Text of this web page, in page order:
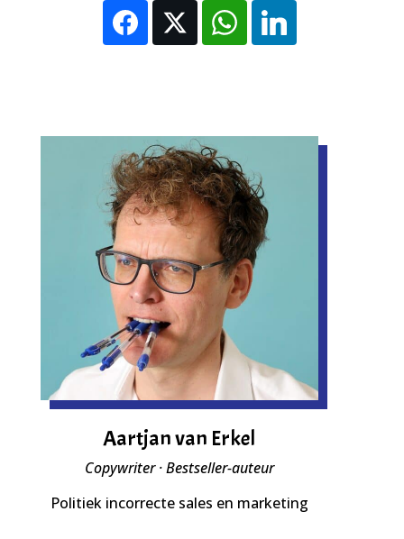
Aartjan van Erkel
Copywriter · Bestseller-auteur
Politiek incorrecte sales en marketing